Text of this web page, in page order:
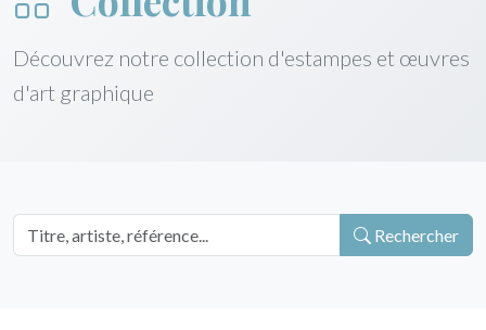
Découvrez notre collection d'estampes et œuvres
d'art graphique
Rechercher